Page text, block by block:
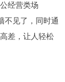
ЯЗЫК
PORTUGUÊS
经营类场
不见了，同时通
差，让人轻松